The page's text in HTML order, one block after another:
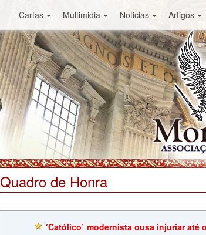
Cartas Multimidia Noticias Artigos
Quadro de Honra
´Católico` modernista ousa injuriar até